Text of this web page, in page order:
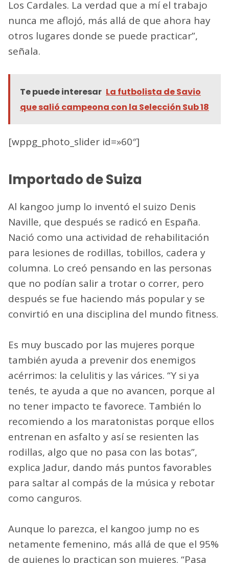
Los Cardales. La verdad que a mí el trabajo
nunca me aflojó, más allá de que ahora hay
otros lugares donde se puede practicar”,
señala.
Te puede interesar La futbolista de Savio
que salió campeona con la Selección Sub 18
[wppg_photo_slider id=»60″]
Importado de Suiza
Al kangoo jump lo inventó el suizo Denis
Naville, que después se radicó en España.
Nació como una actividad de rehabilitación
para lesiones de rodillas, tobillos, cadera y
columna. Lo creó pensando en las personas
que no podían salir a trotar o correr, pero
después se fue haciendo más popular y se
convirtió en una disciplina del mundo fitness.
Es muy buscado por las mujeres porque
también ayuda a prevenir dos enemigos
acérrimos: la celulitis y las várices. “Y si ya
tenés, te ayuda a que no avancen, porque al
no tener impacto te favorece. También lo
recomiendo a los maratonistas porque ellos
entrenan en asfalto y así se resienten las
rodillas, algo que no pasa con las botas”,
explica Jadur, dando más puntos favorables
para saltar al compás de la música y rebotar
como canguros.
Aunque lo parezca, el kangoo jump no es
netamente femenino, más allá de que el 95%
de quienes lo practican son mujeres. “Pasa